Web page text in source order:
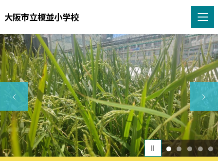
大阪市立榎並小学校
1 2 3 4 5